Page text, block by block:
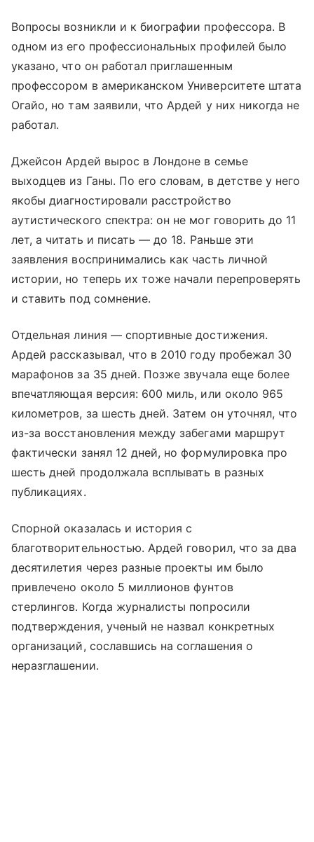
Вопросы возникли и к биографии профессора. В
одном из его профессиональных профилей было
указано, что он работал приглашенным
профессором в американском Университете штата
Огайо, но там заявили, что Ардей у них никогда не
работал.
Джейсон Ардей вырос в Лондоне в семье
выходцев из Ганы. По его словам, в детстве у него
якобы диагностировали расстройство
аутистического спектра: он не мог говорить до 11
лет, а читать и писать — до 18. Раньше эти
заявления воспринимались как часть личной
истории, но теперь их тоже начали перепроверять
и ставить под сомнение.
Отдельная линия — спортивные достижения.
Ардей рассказывал, что в 2010 году пробежал 30
марафонов за 35 дней. Позже звучала еще более
впечатляющая версия: 600 миль, или около 965
километров, за шесть дней. Затем он уточнял, что
из-за восстановления между забегами маршрут
фактически занял 12 дней, но формулировка про
шесть дней продолжала всплывать в разных
публикациях.
Спорной оказалась и история с
благотворительностью. Ардей говорил, что за два
десятилетия через разные проекты им было
привлечено около 5 миллионов фунтов
стерлингов. Когда журналисты попросили
подтверждения, ученый не назвал конкретных
организаций, сославшись на соглашения о
неразглашении.